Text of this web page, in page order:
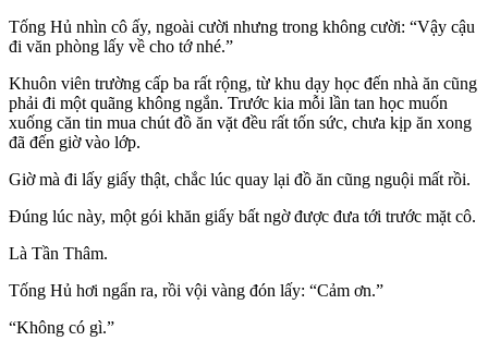
Tống Hủ nhìn cô ấy, ngoài cười nhưng trong không cười: “Vậy cậu
đi văn phòng lấy về cho tớ nhé.”
Khuôn viên trường cấp ba rất rộng, từ khu dạy học đến nhà ăn cũng
phải đi một quãng không ngắn. Trước kia mỗi lần tan học muốn
xuống căn tin mua chút đồ ăn vặt đều rất tốn sức, chưa kịp ăn xong
đã đến giờ vào lớp.
Giờ mà đi lấy giấy thật, chắc lúc quay lại đồ ăn cũng nguội mất rồi.
Đúng lúc này, một gói khăn giấy bất ngờ được đưa tới trước mặt cô.
Là Tần Thâm.
Tống Hủ hơi ngẩn ra, rồi vội vàng đón lấy: “Cảm ơn.”
“Không có gì.”